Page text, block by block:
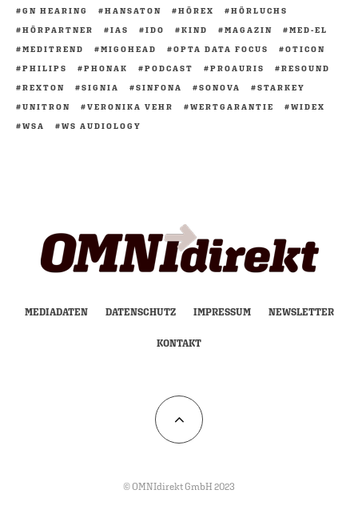
GN HEARING
HANSATON HÖREX
HÖRLUCHS
HÖRPARTNER
IAS IDO KIND MAGAZIN
MED-EL
MEDITREND
MIGOHEAD OPTA DATA FOCUS
OTICON
PHILIPS
PHONAK PODCAST PROAURIS
RESOUND
REXTON
SIGNIA SINFONA SONOVA
STARKEY
UNITRON
VERONIKA VEHR WERTGARANTIE
WIDEX
WSA
WS AUDIOLOGY
MEDIADATEN DATENSCHUTZ IMPRESSUM NEWSLETTER
KONTAKT
© OMNIdirekt GmbH 2023